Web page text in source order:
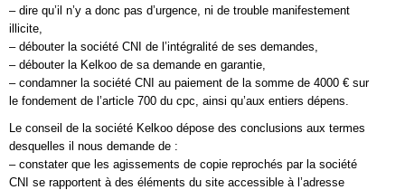
– dire qu’il n’y a donc pas d’urgence, ni de trouble manifestement
illicite,
– débouter la société CNI de l’intégralité de ses demandes,
– débouter la Kelkoo de sa demande en garantie,
– condamner la société CNI au paiement de la somme de 4000 € sur
le fondement de l’article 700 du cpc, ainsi qu’aux entiers dépens.
Le conseil de la société Kelkoo dépose des conclusions aux termes
desquelles il nous demande de :
– constater que les agissements de copie reprochés par la société
CNI se rapportent à des éléments du site accessible à l’adresse